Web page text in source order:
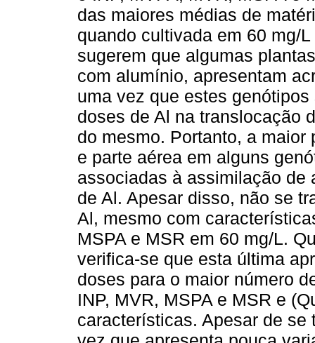
das maiores médias de
quando cultivada em 60 mg/
sugerem que algumas
com alumínio, apresentam
uma vez que estes
doses de Al na translocação
do mesmo. Portanto, a
e parte aérea em alguns
associadas à assimilação de
de Al. Apesar disso, não se
Al, mesmo com
MSPA e MSR em 60 mg/L.
verifica-se que esta última
doses para o maior número
INP, MVR, MSPA e MSR e
características. Apesar de